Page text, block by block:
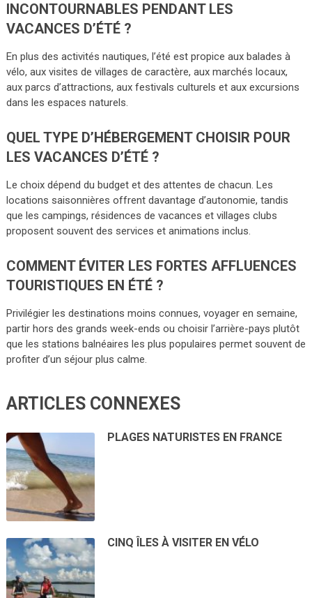
INCONTOURNABLES PENDANT LES
VACANCES D’ÉTÉ ?
En plus des activités nautiques, l’été est propice aux balades à
vélo, aux visites de villages de caractère, aux marchés locaux,
aux parcs d’attractions, aux festivals culturels et aux excursions
dans les espaces naturels.
QUEL TYPE D’HÉBERGEMENT CHOISIR POUR
LES VACANCES D’ÉTÉ ?
Le choix dépend du budget et des attentes de chacun. Les
locations saisonnières offrent davantage d’autonomie, tandis
que les campings, résidences de vacances et villages clubs
proposent souvent des services et animations inclus.
COMMENT ÉVITER LES FORTES AFFLUENCES
TOURISTIQUES EN ÉTÉ ?
Privilégier les destinations moins connues, voyager en semaine,
partir hors des grands week-ends ou choisir l’arrière-pays plutôt
que les stations balnéaires les plus populaires permet souvent de
profiter d’un séjour plus calme.
ARTICLES CONNEXES
PLAGES NATURISTES EN FRANCE
CINQ ÎLES À VISITER EN VÉLO